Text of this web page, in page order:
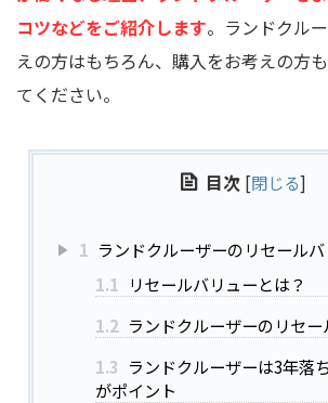
コツなどをご紹介します。ランドクル
えの方はもちろん、購入をお考えの方
てください。
目次 [閉じる]
1 ランドクルーザーのリセールバ
1.1 リセールバリューとは？
1.2 ランドクルーザーのリセ
1.3 ランドクルーザーは3年落
がポイント